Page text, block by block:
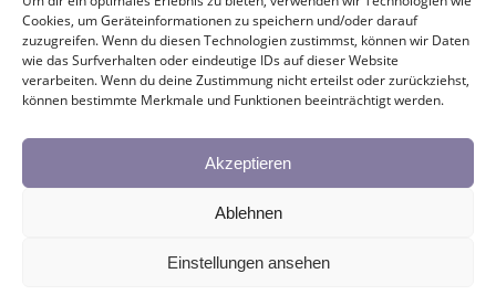
Cookies, um Geräteinformationen zu speichern und/oder darauf
zuzugreifen. Wenn du diesen Technologien zustimmst, können wir Daten
wie das Surfverhalten oder eindeutige IDs auf dieser Website
verarbeiten. Wenn du deine Zustimmung nicht erteilst oder zurückziehst,
können bestimmte Merkmale und Funktionen beeinträchtigt werden.
Akzeptieren
Ablehnen
Einstellungen ansehen